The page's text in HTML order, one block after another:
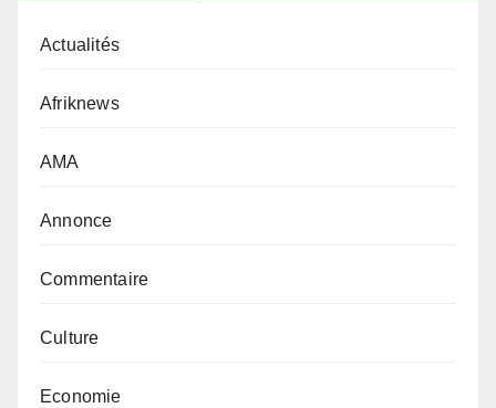
Actualités
Afriknews
AMA
Annonce
Commentaire
Culture
Economie